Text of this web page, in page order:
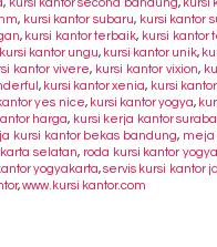
, kursi kantor second bandung, kursi
, kursi kantor subaru, kursi kantor
, kursi kantor terbaik, kursi kantor
kantor ungu, kursi kantor unik,
kantor vivere, kursi kantor vixion,
, kursi kantor xenia, kursi
yes nice, kursi kantor yogya,
harga, kursi kerja kantor
kursi kantor bekas bandung, meja
selatan, roda kursi kantor
yogyakarta,servis kursi kantor
,www.kursi kantor.com